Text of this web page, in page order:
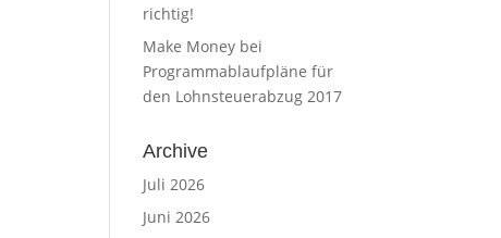
richtig!
Make Money bei
Programmablaufpläne für
den Lohnsteuerabzug 2017
Archive
Juli 2026
Juni 2026